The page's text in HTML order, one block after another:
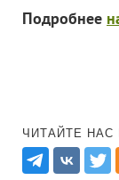
Подробнее
ЧИТАЙТЕ НАС